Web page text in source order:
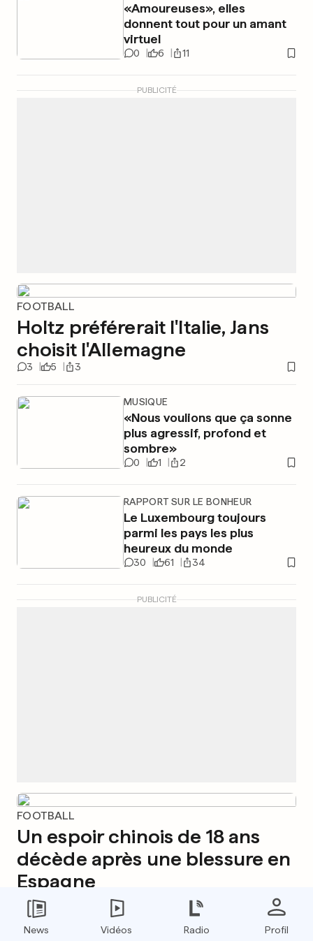
«Amoureuses», elles
donnent tout pour un amant
virtuel
0 6 11
PUBLICITÉ
FOOTBALL
Holtz préférerait l'Italie, Jans
choisit l'Allemagne
3 5 3
MUSIQUE
«Nous voulions que ça sonne
plus agressif, profond et
sombre»
0 1 2
RAPPORT SUR LE BONHEUR
Le Luxembourg toujours
parmi les pays les plus
heureux du monde
30 61 34
PUBLICITÉ
FOOTBALL
Un espoir chinois de 18 ans
décède après une blessure en
Espagne
12
EN INDE
News Vidéos Radio Profil